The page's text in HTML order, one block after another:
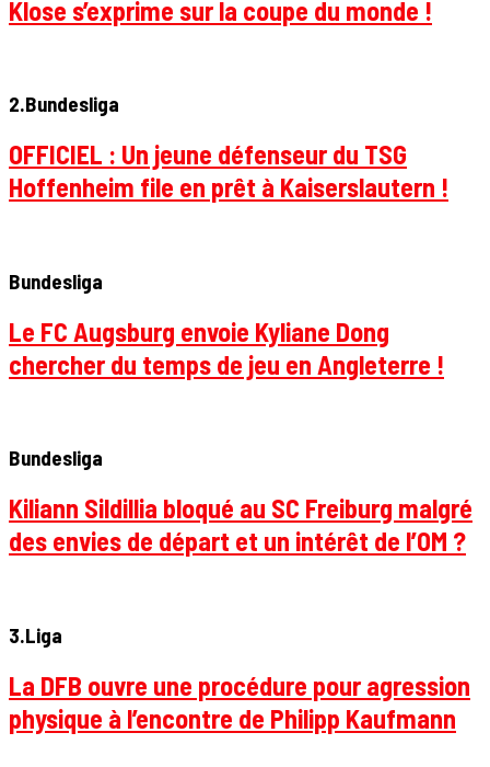
Klose s’exprime sur la coupe du monde !
2.Bundesliga
OFFICIEL : Un jeune défenseur du TSG
Hoffenheim file en prêt à Kaiserslautern !
Bundesliga
Le FC Augsburg envoie Kyliane Dong
chercher du temps de jeu en Angleterre !
Bundesliga
Kiliann Sildillia bloqué au SC Freiburg malgré
des envies de départ et un intérêt de l’OM ?
3.Liga
La DFB ouvre une procédure pour agression
physique à l’encontre de Philipp Kaufmann